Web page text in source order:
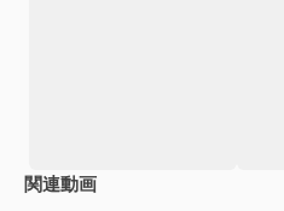
関連動画